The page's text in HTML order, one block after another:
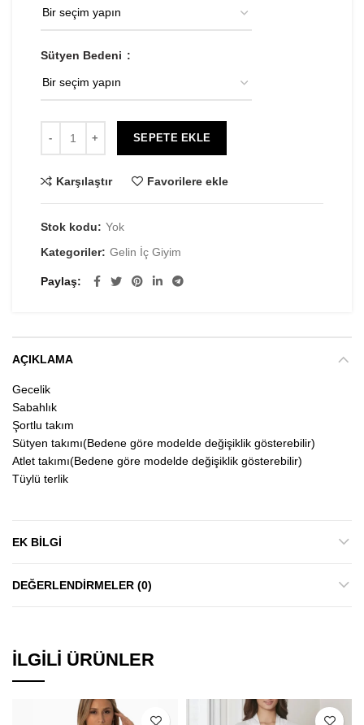
Sütyen Bedeni
SEPETE EKLE
Karşılaştır Favorilere ekle
Stok kodu: Yok
Kategoriler: Gelin İç Giyim
Paylaş
AÇIKLAMA
Gecelik
Sabahlık
Şortlu takım
Sütyen takımı(Bedene göre modelde değişiklik gösterebilir)
Atlet takımı(Bedene göre modelde değişiklik gösterebilir)
Tüylü terlik
EK BILGI
DEĞERLENDIRMELER (0)
İLGILI ÜRÜNLER